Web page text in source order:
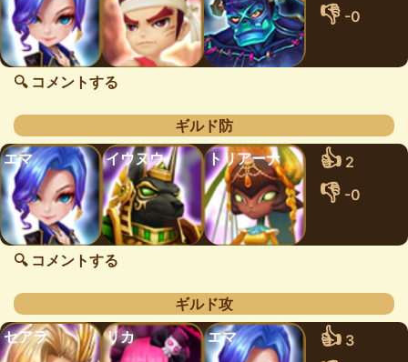
👎 -0
🔍 コメントする
ギルド防
エマ
イウヌウ トリアーナ 👍 2
👎 -0
🔍 コメントする
ギルド攻
セアラ
リカ エマ 👍 3